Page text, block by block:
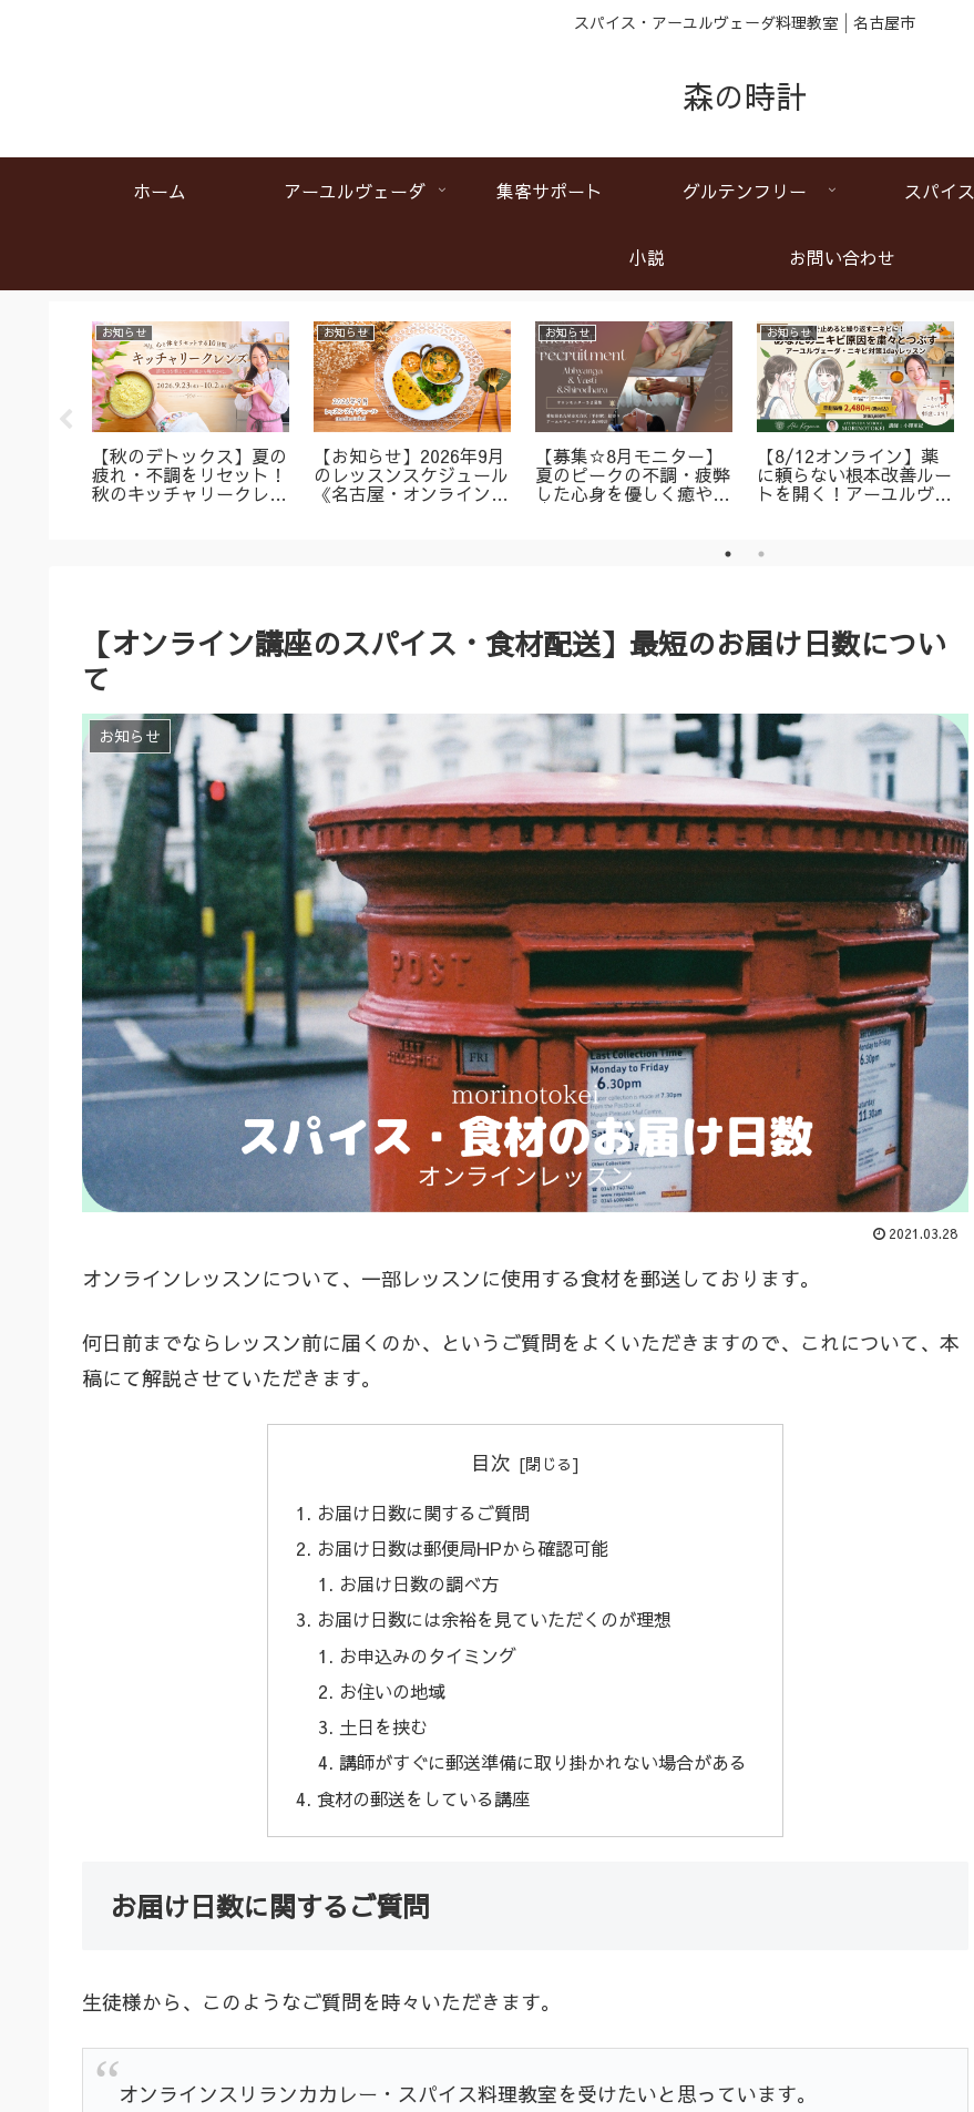
スパイス・アーユルヴェーダ料理教室│名古屋市
森の時計
ホーム アーユルヴェーダ 集客サポート グルテンフリー スパイス
小説 お問い合わせ
お知らせ
【秋のデトックス】夏の
疲れ・不調をリセット！
秋のキッチャリークレン
お知らせ
【お知らせ】2026年9月
のレッスンスケジュール
《名古屋・オンラインア
お知らせ
【募集☆8月モニター】
夏のピークの不調・疲弊
した心身を優しく癒やす
お知らせ
【8/12オンライン】薬
に頼らない根本改善ルー
トを開く！アーユルヴェ
付き）
【オンライン講座のスパイス・食材配送】最短のお届け日数につい
て
お知らせ
2021.03.28
オンラインレッスンについて、一部レッスンに使用する食材を郵送しております。
何日前までならレッスン前に届くのか、というご質問をよくいただきますので、これについて、本
稿にて解説させていただきます。
目次
お届け日数に関するご質問
お届け日数は郵便局HPから確認可能
お届け日数の調べ方
お届け日数には余裕を見ていただくのが理想
お申込みのタイミング
お住いの地域
土日を挟む
講師がすぐに郵送準備に取り掛かれない場合がある
食材の郵送をしている講座
お届け日数に関するご質問
生徒様から、このようなご質問を時々いただきます。
オンラインスリランカカレー・スパイス料理教室を受けたいと思っています。